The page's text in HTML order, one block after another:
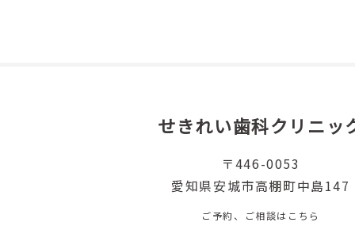
せきれい歯科クリニッ
〒446-0053
愛知県安城市高棚町中島147
ご予約、ご相談はこちら